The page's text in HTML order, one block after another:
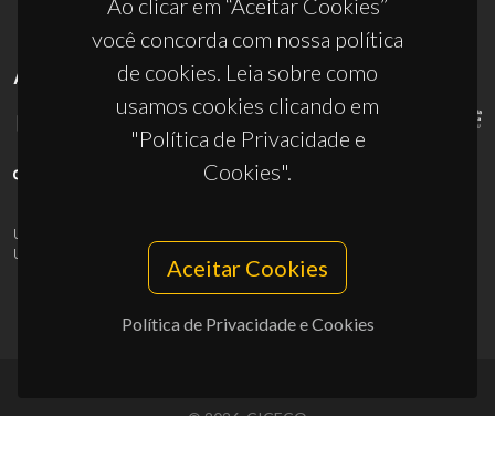
Ao clicar em “Aceitar Cookies”
você concorda com nossa política
de cookies. Leia sobre como
usamos cookies clicando em
"Política de Privacidade e
Cookies".
Aceitar Cookies
Política de Privacidade e Cookies
APOIOS
UID/PRR/50011/2025
UID/PRR2/50011/2025
10.54499/UID/PRR2/50011/2025
© 2026, CICECO